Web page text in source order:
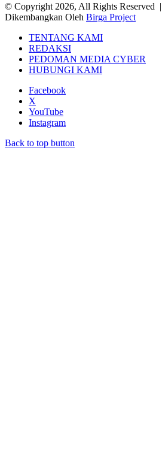
© Copyright 2026, All Rights Reserved |
Dikembangkan Oleh Birga Project
TENTANG KAMI
REDAKSI
PEDOMAN MEDIA CYBER
HUBUNGI KAMI
Facebook
X
YouTube
Instagram
Back to top button